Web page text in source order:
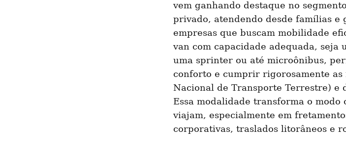
vem ganhando destaque no
privado, atendendo desde famílias e
empresas que buscam mobilidade
van com capacidade adequada, seja
uma sprinter ou até microônibus,
conforto e cumprir rigorosamente as
Nacional de Transporte Terrestre) e
Essa modalidade transforma o modo
viajam, especialmente em
corporativas, traslados litorâneos e